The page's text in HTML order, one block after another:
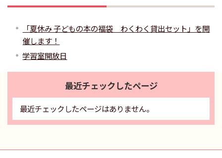
「夏休み 子どもの本の福袋 わくわく貸出セット」を開
催します！
学習室開放日
最近チェックしたページ
最近チェックしたページはありません。